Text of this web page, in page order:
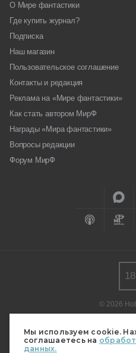
Мы используем cookie.
соглашаетесь на
данных.
О Мире фантастики
Где купить журнал?
Подписка
Наш магазин
Пользовательское соглашение
Контакты и редакция
Реклама на «Мире фантастики»
Как стать автором МирФ
Награды «Мира фантастики»
Вопросы редакции
Форум МирФ
© 2026
Мнение авторов может не